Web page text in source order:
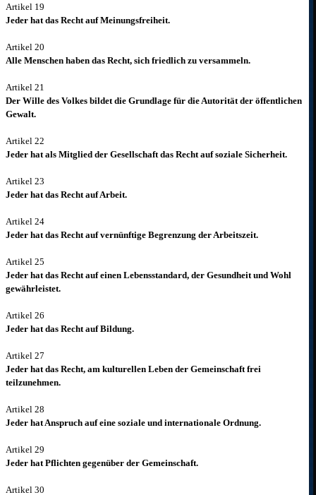
Artikel 19
Jeder hat das Recht auf Meinungsfreiheit.
Artikel 20
Alle Menschen haben das Recht, sich friedlich zu versammeln.
Artikel 21
Der Wille des Volkes bildet die Grundlage für die Autorität der öffentlichen
Gewalt.
Artikel 22
Jeder hat als Mitglied der Gesellschaft das Recht auf soziale Sicherheit.
Artikel 23
Jeder hat das Recht auf Arbeit.
Artikel 24
Jeder hat das Recht auf vernünftige Begrenzung der Arbeitszeit.
Artikel 25
Jeder hat das Recht auf einen Lebensstandard, der Gesundheit und Wohl
gewährleistet.
Artikel 26
Jeder hat das Recht auf Bildung.
Artikel 27
Jeder hat das Recht, am kulturellen Leben der Gemeinschaft frei
teilzunehmen.
Artikel 28
Jeder hat Anspruch auf eine soziale und internationale Ordnung.
Artikel 29
Jeder hat Pflichten gegenüber der Gemeinschaft.
Artikel 30